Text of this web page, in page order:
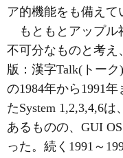
ア的機能をも備えて
もともとアップル
不可分なものと考
版：漢字Talk(トー
の1984年から1991年
たSystem 1,2,3,4,6
あるものの、GUI
った。続く1991～